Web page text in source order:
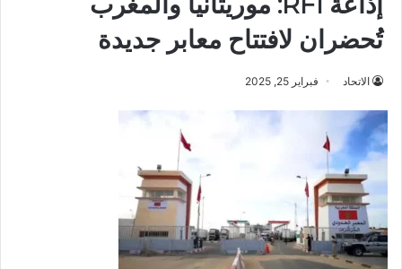
تُحضران لافتتاح معابر جديدة
الاتحاد فبراير 25, 2025